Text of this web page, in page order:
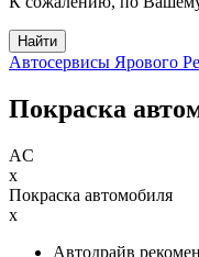
Найти
Автосервисы Ярового
Покраска
AC
x
Покраска автомобиля
x
Автодрайв